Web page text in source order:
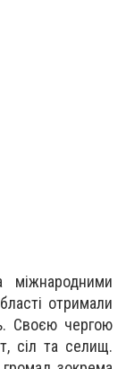
міжнародними
отримали
Своєю чергою
сіл та селищ.